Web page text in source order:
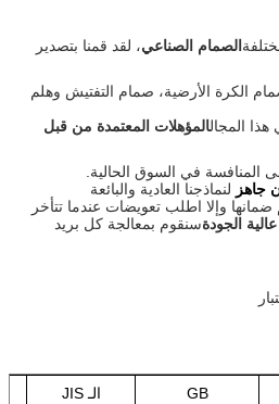
الصمام الصناعي، لقد قمنا بتصدير
الكرة الأرضية، صمام التفتيش وهلم
المؤهلات المعتمدة من قبل
المنافسة في السوق الحالية.
جاهز لنماذجنا العادية والبائعة
وإلا اطلب تعويضات عندما تتأخر
الجودةسنقوم بمعالجة كل بريد
GB
الـ JIS